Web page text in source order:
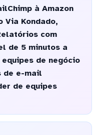
à Amazon
Via Kondado,
com
de 5 minutos a
de negócio
de e-mail
de equipes